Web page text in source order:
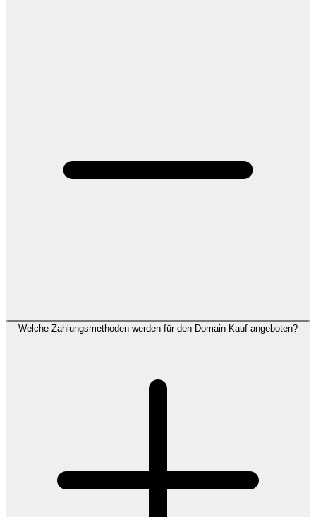
Welche Zahlungsmethoden werden für den Domain Kauf angeboten?